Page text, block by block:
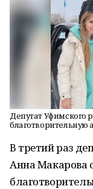
Депутат Уфимского
благотворительную
В третий раз
Анна Макарова